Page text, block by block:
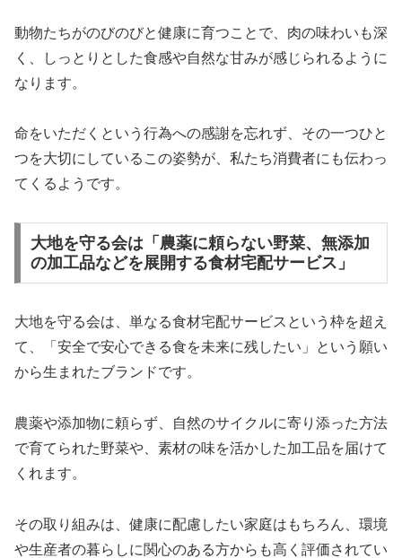
動物たちがのびのびと健康に育つことで、肉の味わいも深
く、しっとりとした食感や自然な甘みが感じられるように
なります。
命をいただくという行為への感謝を忘れず、その一つひと
つを大切にしているこの姿勢が、私たち消費者にも伝わっ
てくるようです。
大地を守る会は「農薬に頼らない野菜、無添加
の加工品などを展開する食材宅配サービス」
大地を守る会は、単なる食材宅配サービスという枠を超え
て、「安全で安心できる食を未来に残したい」という願い
から生まれたブランドです。
農薬や添加物に頼らず、自然のサイクルに寄り添った方法
で育てられた野菜や、素材の味を活かした加工品を届けて
くれます。
その取り組みは、健康に配慮したい家庭はもちろん、環境
や生産者の暮らしに関心のある方からも高く評価されてい